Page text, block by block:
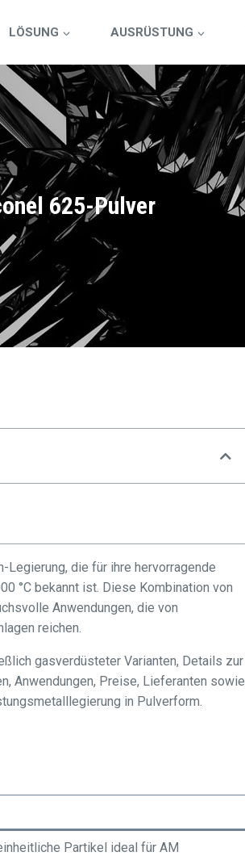
LÖSUNG AUSRÜSTUNG
625-Pulver
die für ihre hervorragende
°C bekannt ist. Diese Kombination von
Anwendungen, die von
reichen.
gasverdüsteter Varianten, Details zur
Anwendungen, Preise, Lieferanten sowie
in Pulverform.
Partikel ideal für AM